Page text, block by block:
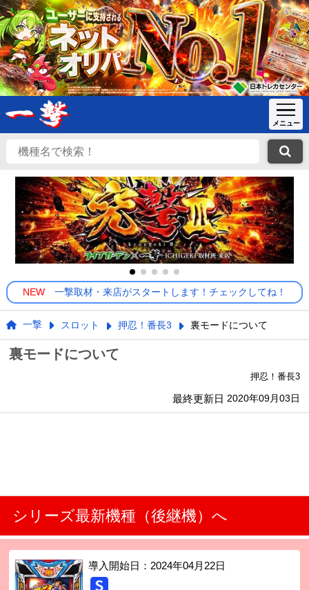
NEW 一撃取材・来店がスタートします！チェックしてね！
一撃 スロット 押忍！番長3 裏モードについて
裏モードについて
押忍！番長3
最終更新日 2020年09月03日
シリーズ最新機種（後継機）へ
導入開始日： 2024年04月22日